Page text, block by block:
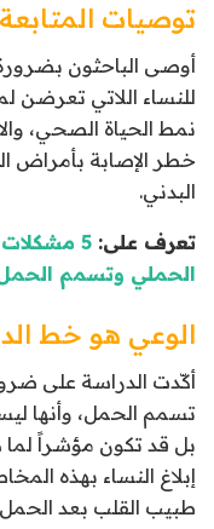
توصيات المتابعة
أوصى الباحثون
للنساء اللاتي تعرضن
نمط الحياة الصحي،
خطر الإصابة بأمراض
البدني.
تعرف على:
5
الحملي وتسمم
الوعي هو خط
أكّدت الدراسة على
تسمم الحمل، وأنها
بل قد تكون مؤشراً
إبلاغ النساء بهذه
طبيب القلب بعد